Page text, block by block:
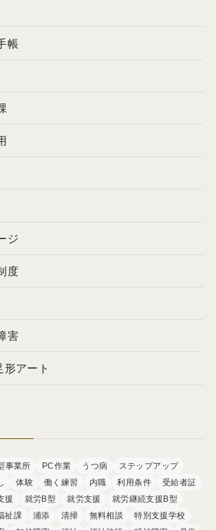
帳
ジ
度
害
形アート
事業所 PC作業 うつ病
ステップアップ
体験 働く練習 内職 利用条件
受給者証
援 就労B型 就労支援
就労継続支援B型
祉課 浦添 清掃 無料相談
特別支援学校